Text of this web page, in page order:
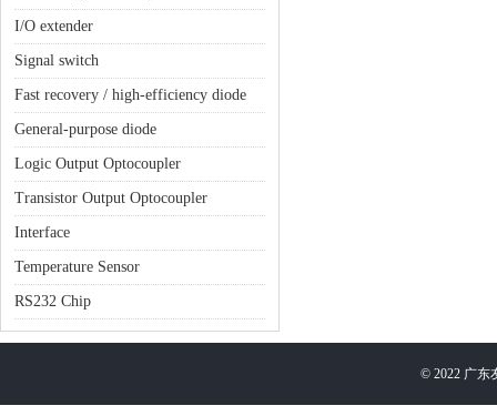
I/O extender
Signal switch
Fast recovery / high-efficiency diode
General-purpose diode
Logic Output Optocoupler
Transistor Output Optocoupler
Interface
Temperature Sensor
RS232 Chip
© 2022 广东